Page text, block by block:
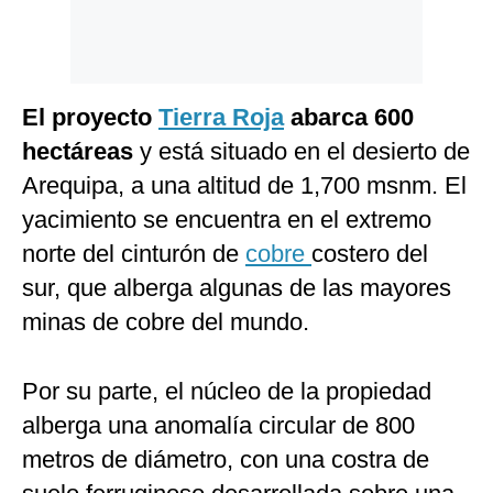
El proyecto Tierra Rojaabarca 600
hectáreas y está situado en el desierto de
Arequipa, a una altitud de 1,700 msnm. El
yacimiento se encuentra en el extremo
norte del cinturón de cobre costero del
sur, que alberga algunas de las mayores
minas de cobre del mundo.
Por su parte, el núcleo de la propiedad
alberga una anomalía circular de 800
metros de diámetro, con una costra de